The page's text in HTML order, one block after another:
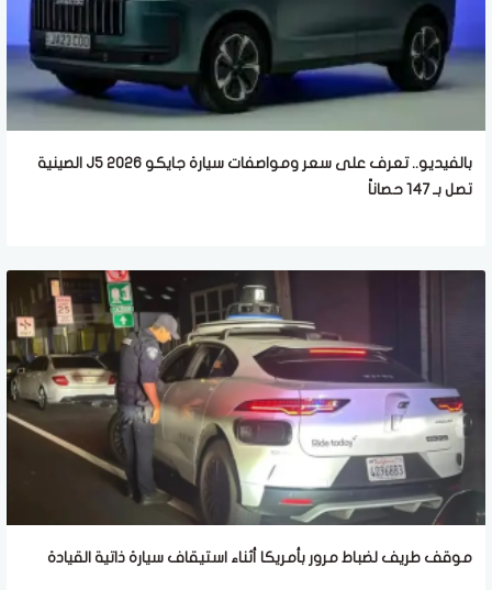
بالفيديو.. تعرف على سعر ومواصفات سيارة جايكو J5 2026 الصينية
تصل بـ 147 حصاناً
موقف طريف لضباط مرور بأمريكا أثناء استيقاف سيارة ذاتية القيادة